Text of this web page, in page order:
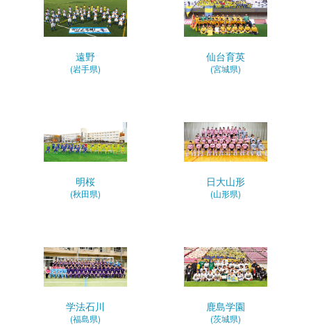
遠野
(岩手県)
仙台育英
(宮城県)
明桜
(秋田県)
日大山形
(山形県)
学法石川
(福島県)
鹿島学園
(茨城県)